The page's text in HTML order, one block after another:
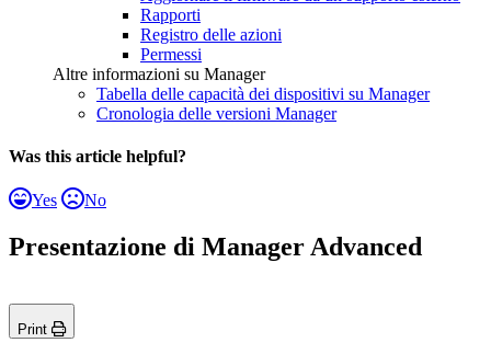
Rapporti
Registro delle azioni
Permessi
Altre informazioni su Manager
Tabella delle capacità dei dispositivi su Manager
Cronologia delle versioni Manager
Was this article helpful?
Yes No
Presentazione di Manager Advanced
Print